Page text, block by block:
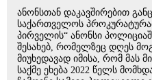
ანონსთან დაკავშირებით
საქართველოს
პირველის“ ანონსი
შესახებ, რომელზეც დღეს
მიუხედავად იმისა, რომ მას
საქმე ეხება 2022 წელს